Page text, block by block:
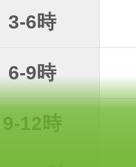
3-6時
6-9時
9-12時